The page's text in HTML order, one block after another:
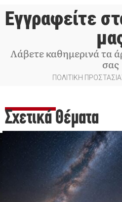
Εγγραφείτε
Λάβετε καθημερινά τα
σας
ΠΟΛΙΤΙΚΗ
Σχετικά Θέματα